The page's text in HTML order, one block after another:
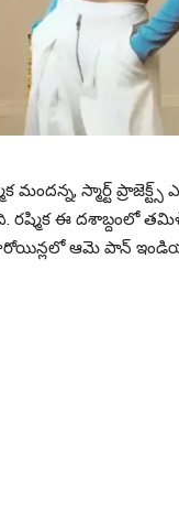
మందన్న, స్మార్ట్
ఈ దశాబ్దంలో
ఆమె పాన్ ఇండియా